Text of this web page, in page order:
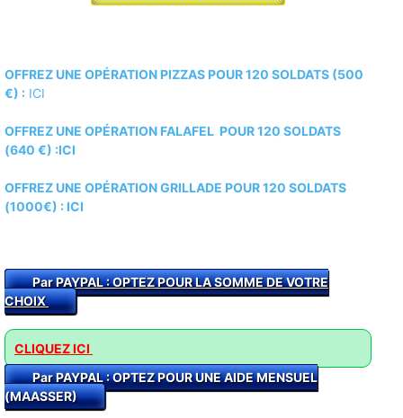
OFFREZ UNE OPÉRATION PIZZAS POUR 120 SOLDATS (500
€) : ICI
OFFREZ UNE OPÉRATION FALAFEL POUR 120 SOLDATS
(640 €) :ICI
OFFREZ UNE OPÉRATION GRILLADE POUR 120 SOLDATS
(1000€) : ICI
Par PAYPAL : OPTEZ POUR LA SOMME DE VOTRE
CHOIX
CLIQUEZ ICI
Par PAYPAL : OPTEZ POUR UNE AIDE MENSUEL
(MAASSER)